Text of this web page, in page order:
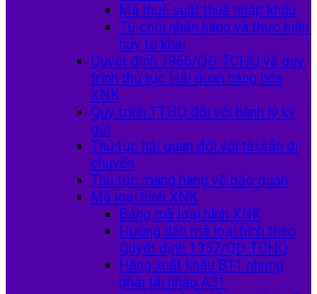
Mã thuế suất thuế nhập khẩu
Từ chối nhận hàng và thực hiện
hủy tờ khai
Quyết định 1966/QĐ-TCHQ về quy
trình thủ tục Hải quan hàng hóa
XNK
Quy trình TTHQ đối với hành lý ký
gửi
Thủ tục hải quan đối với tài sản di
chuyển
Thủ tục mang hàng về bảo quản
Mã loại hình XNK
Bảng mã loại hình XNK
Hướng dẫn mã loại hình theo
Quyết định 1357/QĐ-TCHQ
Hàng xuất khẩu B11 nhưng
phải tái nhập A31